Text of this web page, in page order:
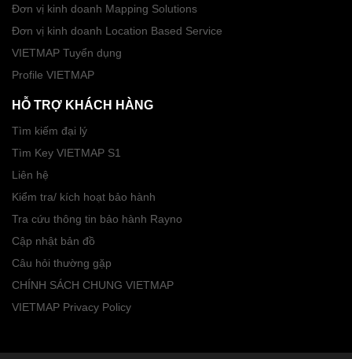
Đơn vị kinh doanh Mapping Solutions
Đơn vị kinh doanh Location Based Service
VIETMAP Tuyển dụng
Profile VIETMAP
HỖ TRỢ KHÁCH HÀNG
Tìm kiếm đại lý
Tìm Key VIETMAP S1
Liên hệ
Kiểm tra/ kích hoạt bảo hành
Tra cứu thông tin bảo hành Rayno
Cập nhật bản đồ
Câu hỏi thường gặp
CHÍNH SÁCH CHUNG VIETMAP
VIETMAP Privacy Policy